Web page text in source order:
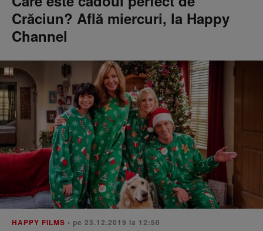
Crăciun? Află miercuri, la Happy
Channel
HAPPY FILMS • pe 23.12.2019 la 12:50